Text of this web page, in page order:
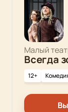
Малый
Всегда
12+